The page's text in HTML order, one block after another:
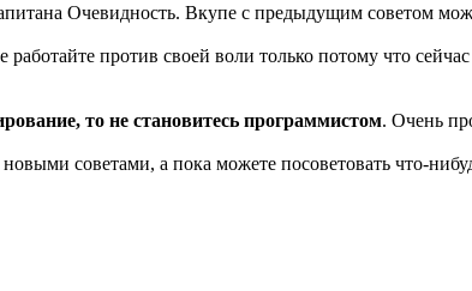
Очевидность. Вкупе с предыдущим советом
работайте против своей воли только потому что
то не становитесь программистом. Очень
советами, а пока можете посоветовать что-